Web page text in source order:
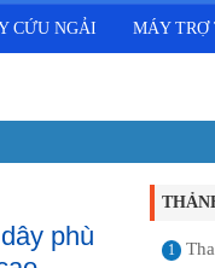
CỨU NGẢI MÁY TRỢ
phù
1